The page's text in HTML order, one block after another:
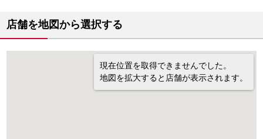
店舗を地図から選択する
現在位置を取得できませんでした。
地図を拡大すると店舗が表示されます。